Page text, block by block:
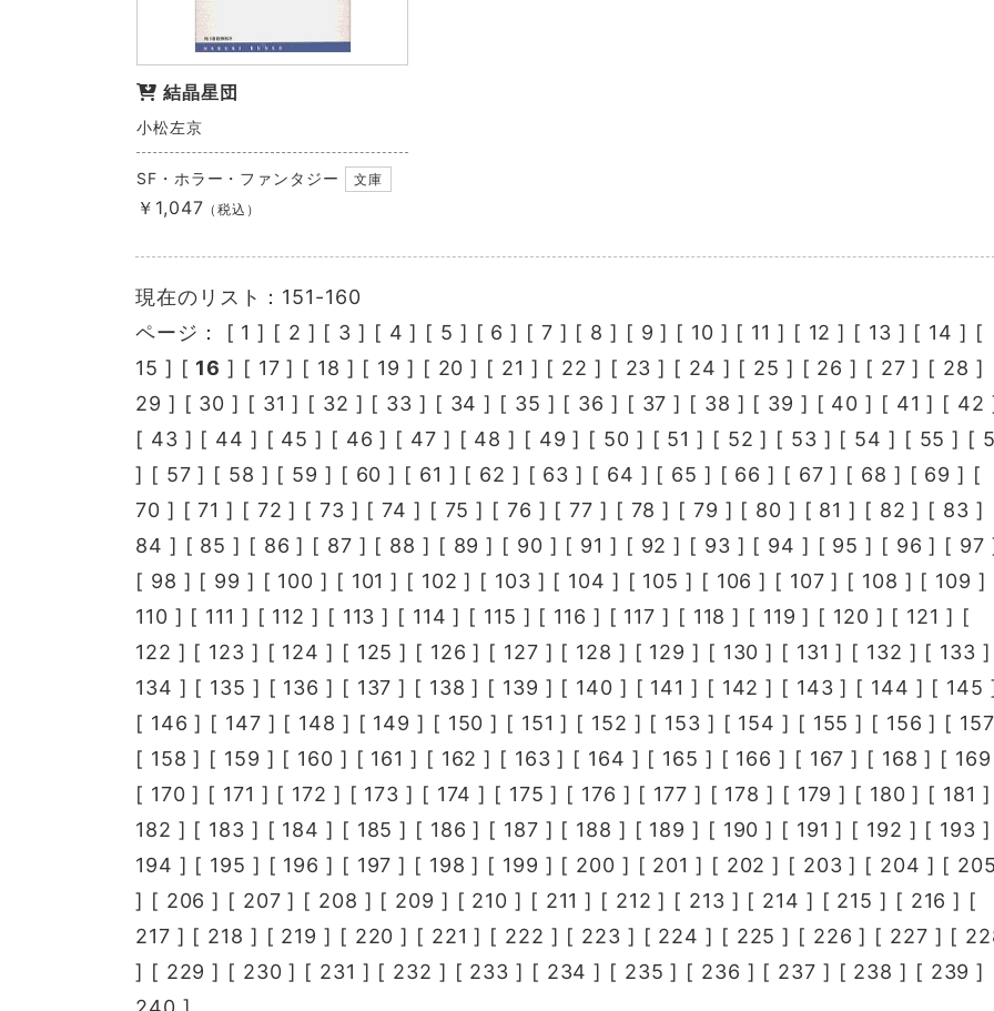
結晶星団
小松左京
SF・ホラー・ファンタジー 文庫
￥1,047 （税込）
現在のリスト：151-160
ページ： [ 1 ] [ 2 ] [ 3 ] [ 4 ] [ 5 ] [ 6 ] [ 7 ] [ 8 ] [ 9 ] [ 10 ] [ 11 ] [ 12 ] [ 13 ] [ 14 ] [
15 ] [ 16 ] [ 17 ] [ 18 ] [ 19 ] [ 20 ] [ 21 ] [ 22 ] [ 23 ] [ 24 ] [ 25 ] [ 26 ] [ 27 ] [ 28 ]
29 ] [ 30 ] [ 31 ] [ 32 ] [ 33 ] [ 34 ] [ 35 ] [ 36 ] [ 37 ] [ 38 ] [ 39 ] [ 40 ] [ 41 ] [ 42
[ 43 ] [ 44 ] [ 45 ] [ 46 ] [ 47 ] [ 48 ] [ 49 ] [ 50 ] [ 51 ] [ 52 ] [ 53 ] [ 54 ] [ 55 ] [
] [ 57 ] [ 58 ] [ 59 ] [ 60 ] [ 61 ] [ 62 ] [ 63 ] [ 64 ] [ 65 ] [ 66 ] [ 67 ] [ 68 ] [ 69 ] [
70 ] [71 ] [ 72 ] [ 73 ] [74 ] [ 75 ] [ 76 ] [77 ] [ 78 ] [ 79 ] [ 80 ] [ 81 ] [ 82 ] [ 83 ]
84 ] [ 85 ] [ 86 ] [ 87 ] [ 88 ] [ 89 ] [ 90 ] [ 91 ] [ 92 ] [ 93 ] [ 94 ] [ 95 ] [ 96 ] [ 97
[ 98 ] [ 99 ] [ 100 ] [ 101 ] [ 102 ] [ 103 ] [ 104 ] [ 105 ] [ 106 ] [ 107 ] [ 108 ] [ 109 ]
110 ] [ 111 ] [ 112 ] [ 113 ] [ 114 ] [ 115 ] [ 116 ] [ 117 ] [ 118 ] [ 119 ] [ 120 ] [ 121 ] [
122 ] [ 123 ] [ 124 ] [ 125 ] [ 126 ] [ 127 ] [ 128 ] [ 129 ] [ 130 ] [ 131 ] [ 132 ] [ 133
134 ] [ 135 ] [ 136 ] [ 137 ] [ 138 ] [ 139 ] [ 140 ] [ 141 ] [ 142 ] [ 143 ] [ 144 ] [ 145
[ 146 ] [ 147 ] [ 148 ] [ 149 ] [ 150 ] [ 151 ] [ 152 ] [ 153 ] [ 154 ] [ 155 ] [ 156 ] [ 157
[ 158 ] [ 159 ] [ 160 ] [ 161 ] [ 162 ] [ 163 ] [ 164 ] [ 165 ] [ 166 ] [ 167 ] [ 168 ] [ 169
[ 170 ] [ 171 ] [ 172 ] [ 173 ] [ 174 ] [ 175 ] [ 176 ] [ 177 ] [ 178 ] [ 179 ] [ 180 ] [ 181
182 ] [ 183 ] [ 184 ] [ 185 ] [ 186 ] [ 187 ] [ 188 ] [ 189 ] [ 190 ] [ 191 ] [ 192 ] [ 193
194 ] [ 195 ] [ 196 ] [ 197 ] [ 198 ] [ 199 ] [ 200 ] [ 201 ] [ 202 ] [ 203 ] [ 204 ] [
] [ 206 ] [ 207 ] [ 208 ] [ 209 ] [ 210 ] [ 211 ] [ 212 ] [ 213 ] [ 214 ] [ 215 ] [ 216 ] [
217 ] [ 218 ] [ 219 ] [ 220 ] [ 221 ] [ 222 ] [ 223 ] [ 224 ] [ 225 ] [ 226 ] [ 227 ] [
] [ 229 ] [ 230 ] [ 231 ] [ 232 ] [ 233 ] [ 234 ] [ 235 ] [ 236 ] [ 237 ] [ 238 ] [ 239 ]